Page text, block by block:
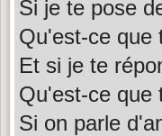
Si je te pose
Qu'est-ce que
Et si je te
Qu'est-ce que
Si on parle